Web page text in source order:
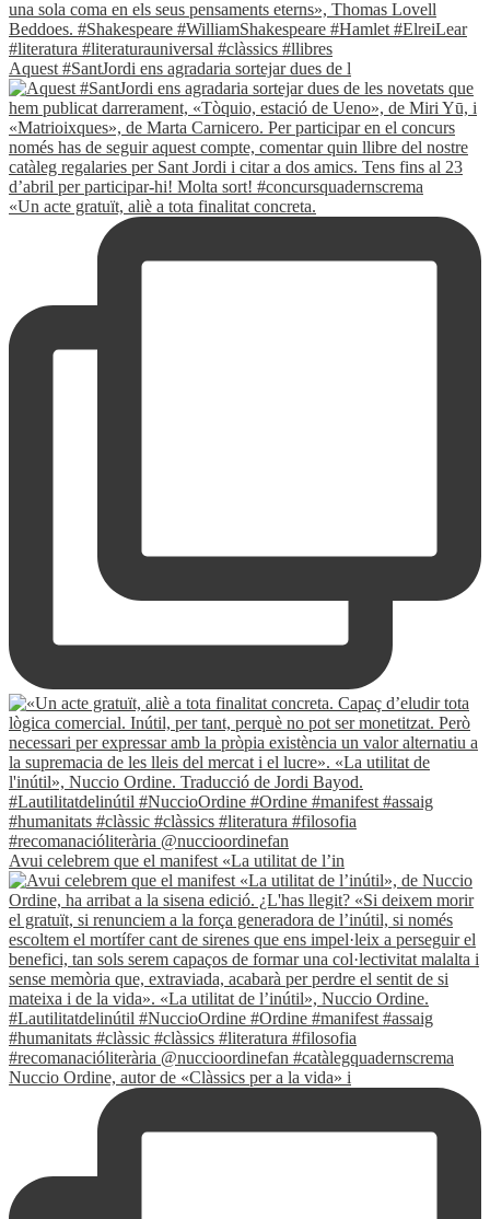
Aquest #SantJordi ens agradaria sortejar dues de l
«Un acte gratuït, aliè a tota finalitat concreta.
Avui celebrem que el manifest «La utilitat de l’in
Nuccio Ordine, autor de «Clàssics per a la vida» i